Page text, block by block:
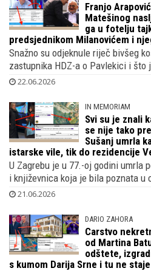
Franjo
Matešinog
ga u fotelju
predsjednikom Milanovićem i
Snažno su odjeknule riječ bivšeg
zastupnika HDZ-a o Pavlekici i što
22.06.2026
IN MEMORIAM
Svi su je znali
se nije tako
Sušanj umrla
istarske vile, tik do rezidencije
U Zagrebu je u 77.-oj godini umrla
i književnica koja je bila poznata u
21.06.2026
DARIO ZAHORA
Carstvo
od Martina
odštete,
s kumom Darija Srne i tu ne staje